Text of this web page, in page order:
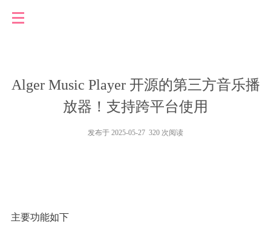
Alger Music Player 开源的第三方音乐播
放器！支持跨平台使用
发布于 2025-05-27 320 次阅读
主要功能如下